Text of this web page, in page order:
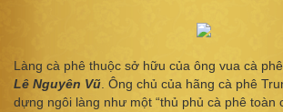
Làng cà phê thuộc sở hữu của ông vua cà
Lê Nguyên Vũ. Ông chủ của hãng cà phê
dựng ngôi làng như một “thủ phủ cà phê toàn